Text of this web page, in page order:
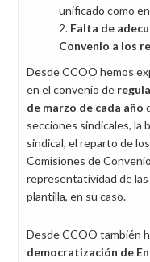
unificado como
Falta de
Convenio a los
Desde CCOO hemos
en el convenio de
de marzo de cada año
secciones sindicales, la
sindical, el reparto de
Comisiones de
representatividad de
plantilla, en su caso.
Desde CCOO también
democratización de